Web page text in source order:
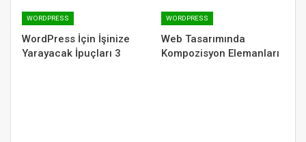
WORDPRESS
WordPress İçin İşinize
Yarayacak İpuçları 3
WORDPRESS
Web Tasarımında
Kompozisyon Elemanları